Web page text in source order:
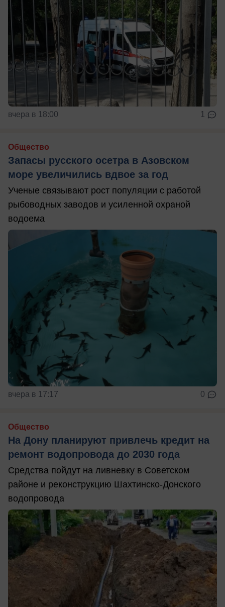
вчера в 18:00 1
Общество
Запасы русского осетра в Азовском
море увеличились вдвое за год
Ученые связывают рост популяции с работой
рыбоводных заводов и усиленной охраной
водоема
вчера в 17:17 0
Общество
На Дону планируют привлечь кредит на
ремонт водопровода до 2030 года
Средства пойдут на ливневку в Советском
районе и реконструкцию Шахтинско-Донского
водопровода